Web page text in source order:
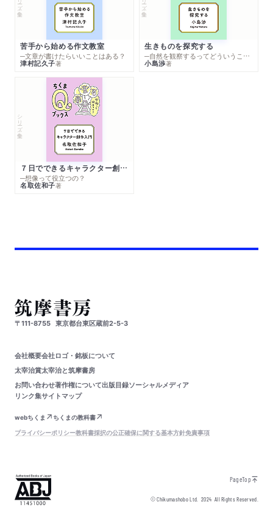
苦手から始める作文教室
─文章が書けたらいいことはある？
津村記久子著
生きものを探究する
─自然を観察するってどういうこと？
小島渉著
シリーズ・全集
７日でできるキャラクター創作入門
─想像って役立つの？
名取佐和子著
〒111-8755 東京都台東区蔵前2-5-3
会社概要会社ロゴ・銘板について
太宰治賞太宰治と筑摩書房
お問い合わせ著作権について出版目録ソーシャルメディア
リンク集サイトマップ
webちくま
ちくまの教科書
プライバシーポリシー教科書採択の公正確保に関する基本方針免責事項
PageTop
© Chikumashobo Ltd.2024 All Rights Reserved.